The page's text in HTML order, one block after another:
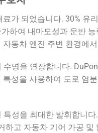
가 되었습니다. 30% 유
하여 내마모성과 운반
동차 엔진 주변 환경에
명을 연장합니다.
성을 사용하여 도로 염
성을 최대한 발휘합니
고 자동차 기어 가공